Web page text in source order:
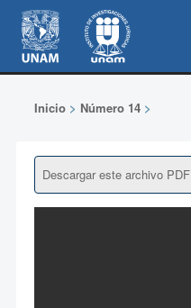
Inicio> Número 14>
Descargar este archivo PDF